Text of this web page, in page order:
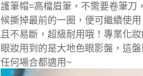
護筆帽=高檔眉筆，不需要卷筆刀
候撕掉最前的一圈，便可繼續使
且不易斷，超級耐用哦！專業化
眼妝用到的是大地色眼影盤，這
任何場合都適用~